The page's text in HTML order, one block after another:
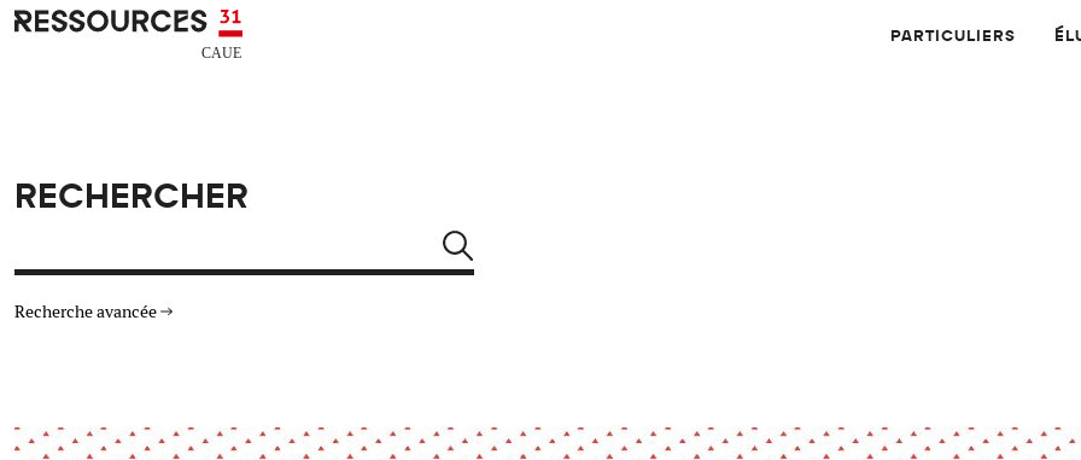
Aller au contenu principal
CAUE RESSOURCES 31 PARTICULIERS
RECHERCHER
Recherche avancée
Architecture